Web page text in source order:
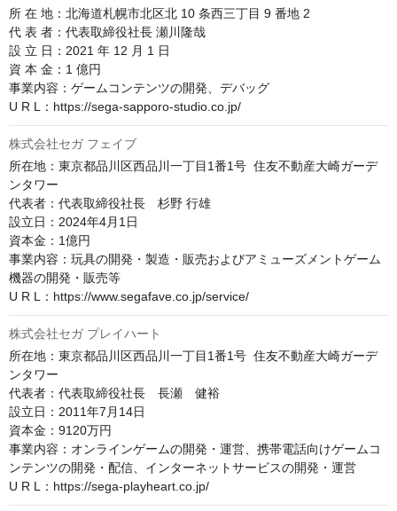
所 在 地：北海道札幌市北区北 10 条西三丁目 9 番地 2
代 表 者：代表取締役社長 瀬川隆哉
設 立 日：2021 年 12 月 1 日
資 本 金：1 億円
事業内容：ゲームコンテンツの開発、デバッグ
U R L：https://sega-sapporo-studio.co.jp/
株式会社セガ フェイブ
所在地：東京都品川区西品川一丁目1番1号  住友不動産大崎ガーデ
ンタワー
代表者：代表取締役社長　杉野 行雄
設立日：2024年4月1日
資本金：1億円
事業内容：玩具の開発・製造・販売およびアミューズメントゲーム
機器の開発・販売等
U R L：https://www.segafave.co.jp/service/
株式会社セガ プレイハート
所在地：東京都品川区西品川一丁目1番1号  住友不動産大崎ガーデ
ンタワー
代表者：代表取締役社長　長瀬　健裕
設立日：2011年7月14日
資本金：9120万円
事業内容：オンラインゲームの開発・運営、携帯電話向けゲームコ
ンテンツの開発・配信、インターネットサービスの開発・運営
U R L：https://sega-playheart.co.jp/